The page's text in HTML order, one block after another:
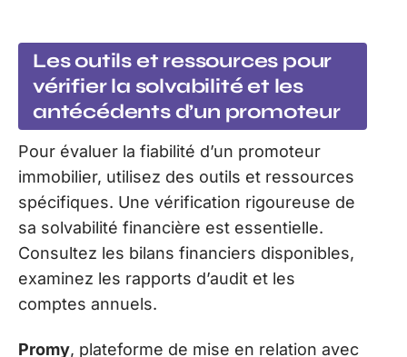
Les outils et ressources pour
vérifier la solvabilité et les
antécédents d’un promoteur
Pour évaluer la fiabilité d’un promoteur
immobilier, utilisez des outils et ressources
spécifiques. Une vérification rigoureuse de
sa solvabilité financière est essentielle.
Consultez les bilans financiers disponibles,
examinez les rapports d’audit et les
comptes annuels.
Promy, plateforme de mise en relation avec